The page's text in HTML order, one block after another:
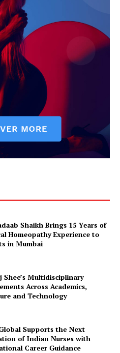
Shaikh Brings 15 Years of
Homeopathy Experience to
in Mumbai
Shee’s Multidisciplinary
Across Academics,
and Technology
Supports the Next
of Indian Nurses with
Career Guidance